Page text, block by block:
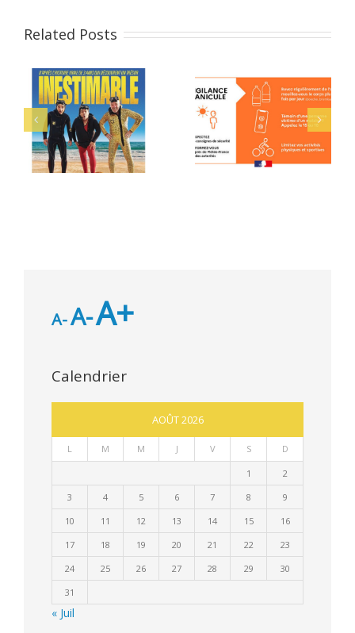
Related Posts
Alerte Orange :
Canicule
Juin 2026 : les
conférences au
Musée
A-A-A+
Calendrier
AOÛT 2026
L M M J V S D
1
2
3
4 5 6 7 8
9
10
11 12 13 14 15
16
17
18 19 20 21 22
23
24
25 26 27 28 29
30
31
« Juil